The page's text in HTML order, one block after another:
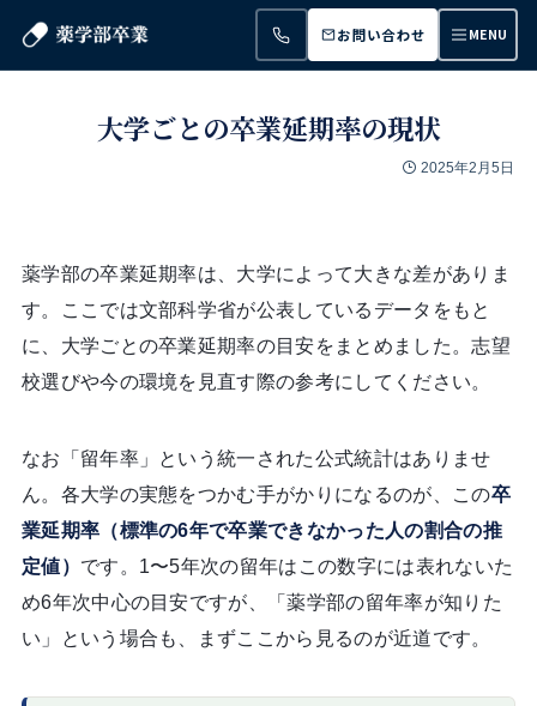
お問い合わせ MENU
大学ごとの卒業延期率の現状
2025年2月5日
薬学部の卒業延期率は、大学によって大きな差がありま
す。ここでは文部科学省が公表しているデータをもと
に、大学ごとの卒業延期率の目安をまとめました。志望
校選びや今の環境を見直す際の参考にしてください。
なお「留年率」という統一された公式統計はありませ
ん。各大学の実態をつかむ手がかりになるのが、この卒
業延期率（標準の6年で卒業できなかった人の割合の推
定値） です。1〜5年次の留年はこの数字には表れないた
め6年次中心の目安ですが、「薬学部の留年率が知りた
い」という場合も、まずここから見るのが近道です。